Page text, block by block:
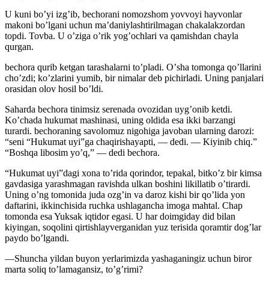
U kuni boʼyi izgʼib, bechorani nomozshom yovvoyi hayvonlar
makoni boʼlgani uchun maʼdaniylashtirilmagan chakalakzordan
topdi. Tovba. U oʼziga oʼrik yogʼochlari va qamishdan chayla
qurgan.
bechora qurib ketgan tarashalarni toʼpladi. Oʼsha tomonga qoʼllarini
choʼzdi; koʼzlarini yumib, bir nimalar deb pichirladi. Uning panjalari
orasidan olov hosil boʼldi.
Saharda bechora tinimsiz serenada ovozidan uygʼonib ketdi.
Koʼchada hukumat mashinasi, uning oldida esa ikki barzangi
turardi. bechoraning savolomuz nigohiga javoban ularning darozi:
“seni “Hukumat uyi”ga chaqirishayapti, — dedi. — Kiyinib chiq.”
“Boshqa libosim yoʼq,” — dedi bechora.
“Hukumat uyi”dagi xona toʼrida qorindor, tepakal, bitkoʼz bir kimsa
gavdasiga yarashmagan ravishda ulkan boshini likillatib oʼtirardi.
Uning oʼng tomonida juda ozgʼin va daroz kishi bir qoʼlida yon
daftarini, ikkinchisida ruchka ushlagancha imoga mahtal. Chap
tomonda esa Yuksak iqtidor egasi. U har doimgiday did bilan
kiyingan, soqolini qirtishlayverganidan yuz terisida qoramtir dogʼlar
paydo boʼlgandi.
—Shuncha yildan buyon yerlarimizda yashaganingiz uchun biror
marta soliq toʼlamagansiz, toʼgʼrimi?